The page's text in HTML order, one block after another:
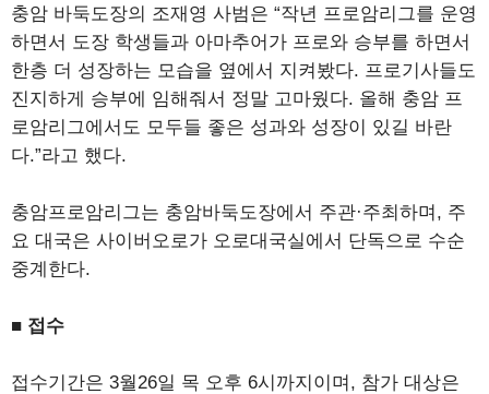
충암 바둑도장의 조재영 사범은 “작년 프로암리그를 운영
하면서 도장 학생들과 아마추어가 프로와 승부를 하면서
한층 더 성장하는 모습을 옆에서 지켜봤다. 프로기사들도
진지하게 승부에 임해줘서 정말 고마웠다. 올해 충암 프
로암리그에서도 모두들 좋은 성과와 성장이 있길 바란
다.”라고 했다.
충암프로암리그는 충암바둑도장에서 주관·주최하며, 주
요 대국은 사이버오로가 오로대국실에서 단독으로 수순
중계한다.
■ 접수
접수기간은 3월26일 목 오후 6시까지이며, 참가 대상은